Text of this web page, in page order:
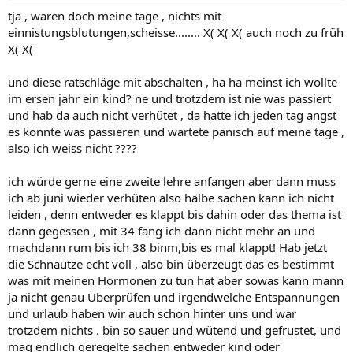
tja , waren doch meine tage , nichts mit
einnistungsblutungen,scheisse........ X( X( X( auch noch zu früh
X( X(
und diese ratschläge mit abschalten , ha ha meinst ich wollte
im ersen jahr ein kind? ne und trotzdem ist nie was passiert
und hab da auch nicht verhütet , da hatte ich jeden tag angst
es könnte was passieren und wartete panisch auf meine tage ,
also ich weiss nicht ????
ich würde gerne eine zweite lehre anfangen aber dann muss
ich ab juni wieder verhüten also halbe sachen kann ich nicht
leiden , denn entweder es klappt bis dahin oder das thema ist
dann gegessen , mit 34 fang ich dann nicht mehr an und
machdann rum bis ich 38 binm,bis es mal klappt! Hab jetzt
die Schnautze echt voll , also bin überzeugt das es bestimmt
was mit meinen Hormonen zu tun hat aber sowas kann mann
ja nicht genau Überprüfen und irgendwelche Entspannungen
und urlaub haben wir auch schon hinter uns und war
trotzdem nichts . bin so sauer und wütend und gefrustet, und
mag endlich geregelte sachen entweder kind oder